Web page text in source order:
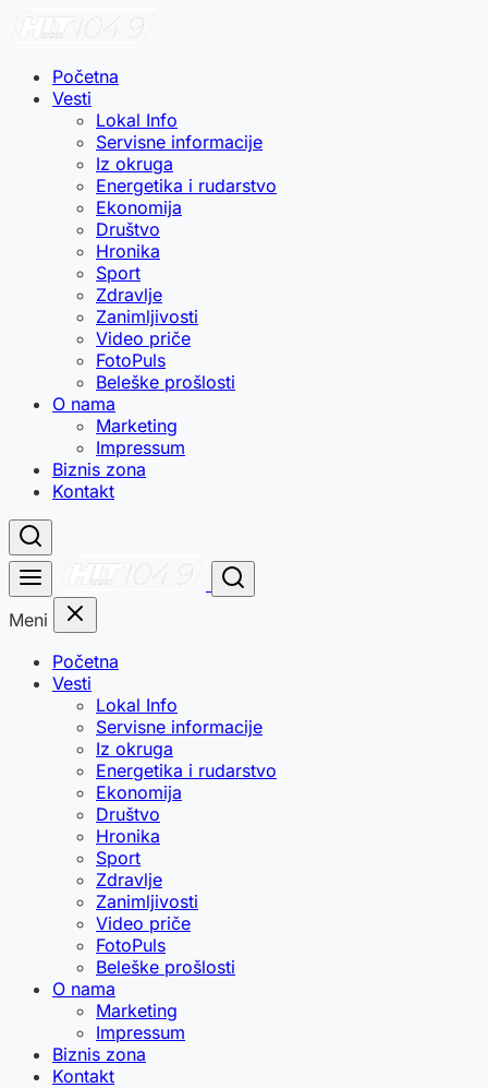
Početna
Vesti
Lokal Info
Servisne informacije
Iz okruga
Energetika i rudarstvo
Ekonomija
Društvo
Hronika
Sport
Zdravlje
Zanimljivosti
Video priče
FotoPuls
Beleške prošlosti
O nama
Marketing
Impressum
Biznis zona
Kontakt
Meni
Početna
Vesti
Lokal Info
Servisne informacije
Iz okruga
Energetika i rudarstvo
Ekonomija
Društvo
Hronika
Sport
Zdravlje
Zanimljivosti
Video priče
FotoPuls
Beleške prošlosti
O nama
Marketing
Impressum
Biznis zona
Kontakt